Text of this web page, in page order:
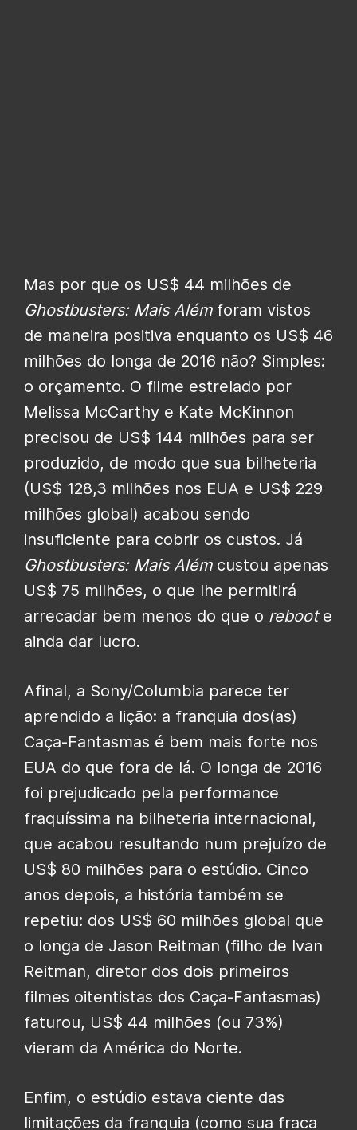
Mas por que os US$ 44 milhões de
Ghostbusters: Mais Alémforam vistos
de maneira positiva enquanto os US$ 46
milhões do longa de 2016 não? Simples:
o orçamento. O filme estrelado por
Melissa McCarthy e Kate McKinnon
precisou de US$ 144 milhões para ser
produzido, de modo que sua bilheteria
(US$ 128,3 milhões nos EUA e US$ 229
milhões global) acabou sendo
insuficiente para cobrir os custos. Já
Ghostbusters: Mais Alémcustou apenas
US$ 75 milhões, o que lhe permitirá
arrecadar bem menos do que o reboote
ainda dar lucro.
Afinal, a Sony/Columbia parece ter
aprendido a lição: a franquia dos(as)
Caça-Fantasmas é bem mais forte nos
EUA do que fora de lá. O longa de 2016
foi prejudicado pela performance
fraquíssima na bilheteria internacional,
que acabou resultando num prejuízo de
US$ 80 milhões para o estúdio. Cinco
anos depois, a história também se
repetiu: dos US$ 60 milhões global que
o longa de Jason Reitman (filho de Ivan
Reitman, diretor dos dois primeiros
filmes oitentistas dos Caça-Fantasmas)
faturou, US$ 44 milhões (ou 73%)
vieram da América do Norte.
Enfim, o estúdio estava ciente das
limitações da franquia (como sua fraca